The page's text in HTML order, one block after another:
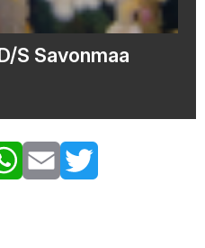
S Savonmaa